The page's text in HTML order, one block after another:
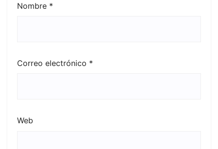
Nombre *
Correo electrónico *
Web